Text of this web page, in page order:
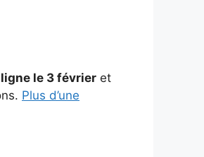
le 3 février et
Plus d’une